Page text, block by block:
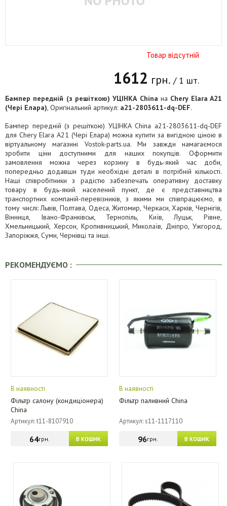
Товар відсутній
1612 грн. / 1 шт.
Бампер передній (з решіткою) УЦІНКА China на Chery Elara A21
(Чері Елара), Оригінальний артикул: a21-2803611-dq-DEF.
Бампер передній (з решіткою) УЦІНКА China a21-2803611-dq-DEF
для Chery Elara A21 (Чері Елара) можна купити за вигідною ціною в
віртуальному магазині Vostok-parts.ua. Ми завжди намагаємося
зробити ціни доступними для наших покупців. Оформити
замовлення можна через корзину в будь-який час доби,
попередньо додавши туди необхідні деталі в потрібній кількості.
Наші співробітники з радістю забезпечать оперативну доставку
товару в будь-який населений пункт, де є представництва
транспортних компаній-перевізників, з якими ми співпрацюємо, в
тому числі: Львів, Полтава, Одеса, Житомир, Черкаси, Харків, Чернігів,
Вінниця, Івано-Франківськ, Тернопіль, Київ, Луцьк, Рівне,
Хмельницький, Херсон, Кропивницький, Миколаїв, Дніпро, Ужгород,
Запоріжжя, Суми, Чернівці та інші.
РЕКОМЕНДУЄМО :
В наявності
Фільтр салону (кондиціонера)
China
Артикул: t11-8107910
В КОШИК
64грн.
В наявності
Фільтр паливний China
Артикул: s11-1117110
В КОШИК
96грн.